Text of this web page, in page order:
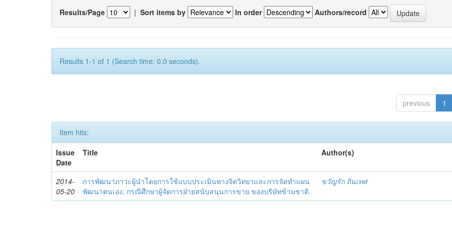
Results/Page | Sort items by In order Authors/record
Results 1-1 of 1 (Search time: 0.0 seconds).
previous 1
Item hits:
Issue
Date
Title Author(s)
2014-
05-20
การพัฒนาภาวะผู้นำโดยการใช้แบบประเมินทางจิตวิทยาและการจัดทำแผน
พัฒนาตนเอง: กรณีศึกษาผู้จัดการฝ่ายสนับสนุนการขาย ของบริษัทข้ามชาติ
ขวัญรัก ถิ่นเทศ